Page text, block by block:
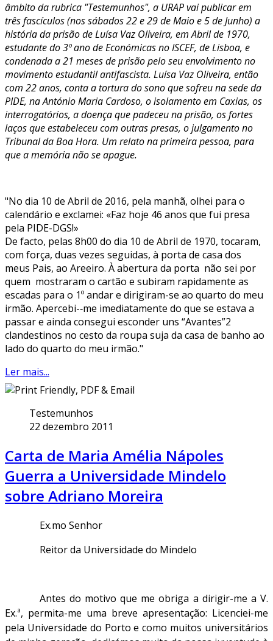
âmbito da rubrica "Testemunhos", a URAP vai publicar em
três fascículos (nos sábados 22 e 29 de Maio e 5 de Junho) a
história da prisão de Luísa Vaz Oliveira, em Abril de 1970,
estudante do 3º ano de Económicas no ISCEF, de Lisboa, e
condenada a 21 meses de prisão pelo seu envolvimento no
movimento estudantil antifascista. Luísa Vaz Oliveira, então
com 22 anos, conta a tortura do sono que sofreu na sede da
PIDE, na António Maria Cardoso, o isolamento em Caxias, os
interrogatórios, a doença que padeceu na prisão, os fortes
laços que estabeleceu com outras presas, o julgamento no
Tribunal da Boa Hora. Um relato na primeira pessoa, para
que a memória não se apague.
"No dia 10 de Abril de 2016, pela manhã, olhei para o
calendário e exclamei: «Faz hoje 46 anos que fui presa
pela PIDE-DGS!»
De facto, pelas 8h00 do dia 10 de Abril de 1970, tocaram,
com força, duas vezes seguidas, à porta de casa dos
meus Pais, ao Areeiro. À abertura da porta não sei por
quem mostraram o cartão e subiram rapidamente as
escadas para o 1º andar e dirigiram-se ao quarto do meu
irmão. Apercebi-‑me imediatamente do que se estava a
passar e ainda consegui esconder uns “Avantes”2
clandestinos no cesto da roupa suja da casa de banho ao
lado do quarto do meu irmão."
Ler mais...
Testemunhos
22 dezembro 2011
Carta de Maria Amélia Nápoles
Guerra a Universidade Mindelo
sobre Adriano Moreira
Ex.mo Senhor
Reitor da Universidade do Mindelo
Antes do motivo que me obriga a dirigir-me a V.
Ex.ª, permita-me uma breve apresentação: Licenciei-me
pela Universidade do Porto e como muitos universitários